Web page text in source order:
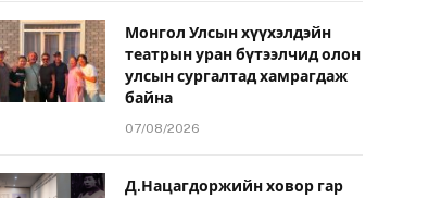
Монгол Улсын хүүхэлдэйн
театрын уран бүтээлчид олон
улсын сургалтад хамрагдаж
байна
07/08/2026
Д.Нацагдоржийн ховор гар